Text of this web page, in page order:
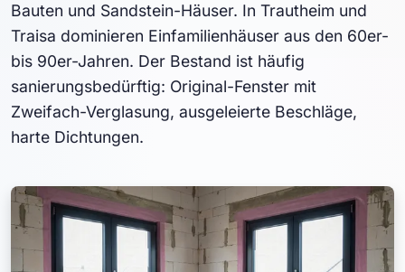
Bauten und Sandstein-Häuser. In Trautheim und
Traisa dominieren Einfamilienhäuser aus den 60er-
bis 90er-Jahren. Der Bestand ist häufig
sanierungsbedürftig: Original-Fenster mit
Zweifach-Verglasung, ausgeleierte Beschläge,
harte Dichtungen.